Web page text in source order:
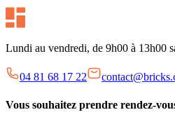
Lundi au vendredi, de 9h00 à 13h00
04 81 68 17 22
Vous souhaitez prendre rendez-